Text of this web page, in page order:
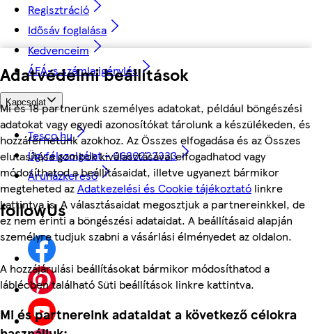
Adatvédelmi beállítások
Mi és 18 partnerünk személyes adatokat, például böngészési
adatokat vagy egyedi azonosítókat tárolunk a készülékeden, és
hozzáférhetünk azokhoz. Az Összes elfogadása és az Összes
elutasítása gombok kiválasztásával elfogadhatod vagy
módosíthatod a beállításaidat, illetve ugyanezt bármikor
megteheted azAdatkezelési és Cookie tájékoztató linkre
kattintva is. A választásaidat megosztjuk a partnereinkkel, de
ez nem érinti a böngészési adataidat. A beállításaid alapján
személyre tudjuk szabni a vásárlási élményedet az oldalon.
A hozzájárulási beállításokat bármikor módosíthatod a
láblécben található Süti beállítások linkre kattintva.
Mi és partnereink adataidat a következő célokra
Regisztráció
Idősáv foglalása
Kedvenceim
ÁFÁ-s számla igénylés
Kapcsolat
Tesco.hu
Ügyfélszolgálat - 0680222333
Áruházkereső
followUs